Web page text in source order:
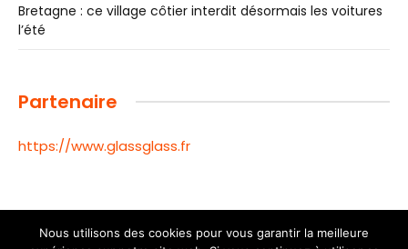
Bretagne : ce village côtier interdit désormais les voitures
l’été
Partenaire
https://www.glassglass.fr
Nous utilisons des cookies pour vous garantir la meilleure